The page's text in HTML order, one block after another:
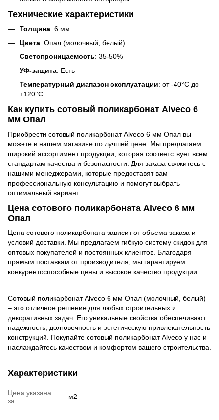
Технические характеристики
Толщина: 6 мм
Цвета: Опал (молочный, белый)
Светопроницаемость: 35-50%
УФ-защита: Есть
Температурный диапазон эксплуатации: от -40°C до
+120°C
Как купить сотовый поликарбонат Alveco 6
мм Опал
Приобрести сотовый поликарбонат Alveco 6 мм Опал вы
можете в нашем магазине по лучшей цене. Мы предлагаем
широкий ассортимент продукции, которая соответствует всем
стандартам качества и безопасности. Для заказа свяжитесь с
нашими менеджерами, которые предоставят вам
профессиональную консультацию и помогут выбрать
оптимальный вариант.
Цена сотового поликарбоната Alveco 6 мм
Опал
Цена сотового поликарбоната зависит от объема заказа и
условий доставки. Мы предлагаем гибкую систему скидок для
оптовых покупателей и постоянных клиентов. Благодаря
прямым поставкам от производителя, мы гарантируем
конкурентоспособные цены и высокое качество продукции.
Сотовый поликарбонат Alveco 6 мм Опал (молочный, белый)
– это отличное решение для любых строительных и
декоративных задач. Его уникальные свойства обеспечивают
надежность, долговечность и эстетическую привлекательность
конструкций. Покупайте сотовый поликарбонат Alveco у нас и
наслаждайтесь качеством и комфортом вашего строительства.
Характеристики
Цена указана
за
м2